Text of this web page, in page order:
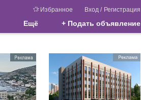
Избранное Вход / Регистрация
Ещё + Подать объявление